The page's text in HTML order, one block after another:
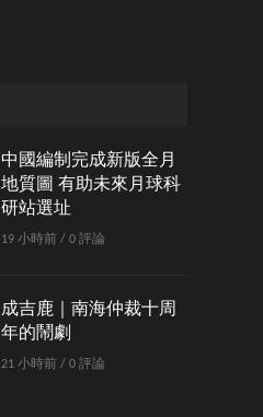
中國編制完成新版全月
地質圖 有助未來月球科
研站選址
19 小時前 / 0 評論
成吉鹿｜南海仲裁十周
年的鬧劇
21 小時前 / 0 評論